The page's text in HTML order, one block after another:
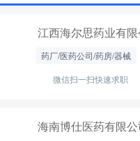
江西海尔思药业有限
药厂/医药公司/药房/器械
微信扫一扫快速求职
海南博仕医药有限公